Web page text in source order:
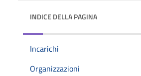
INDICE DELLA PAGINA
Incarichi
Organizzazioni